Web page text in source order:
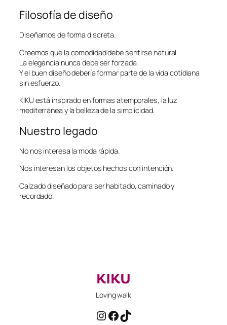
Filosofía de diseño
Diseñamos de forma discreta.
Creemos que la comodidad debe sentirse natural.
La elegancia nunca debe ser forzada.
Y el buen diseño debería formar parte de la vida cotidiana
sin esfuerzo.
KIKU está inspirado en formas atemporales, la luz
mediterránea y la belleza de la simplicidad.
Nuestro legado
No nos interesa la moda rápida.
Nos interesan los objetos hechos con intención.
Calzado diseñado para ser habitado, caminado y
recordado.
Loving walk
Instagram
Facebook
TikTok